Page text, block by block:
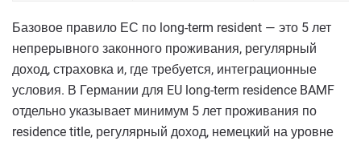
Базовое правило ЕС по long-term resident — это 5 лет
непрерывного законного проживания, регулярный
доход, страховка и, где требуется, интеграционные
условия. В Германии для EU long-term residence BAMF
отдельно указывает минимум 5 лет проживания по
residence title, регулярный доход, немецкий на уровне